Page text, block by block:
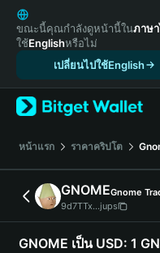
English
日本語
Tiếng Việt
Español (Latinoamérica)
Türkçe
Français
Deutsch
简体中文
繁體中文
Português (Portugal)
Bahasa Indonesia
ขณะนี้คุณกำลังดูหน้านี้ในภาษ
ใช้Englishหรือไม่
เปลี่ยนไปใช้English
หน้าแรก ราคาคริปโต
GNOMEGnome
9d7TTx...jups
GNOME เป็น USD: 1